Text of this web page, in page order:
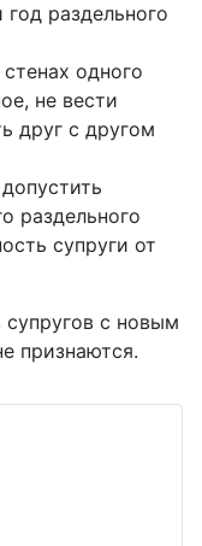
раздельного
одного
не вести
друг с другом
раздельного
супруги от
с новым
признаются.